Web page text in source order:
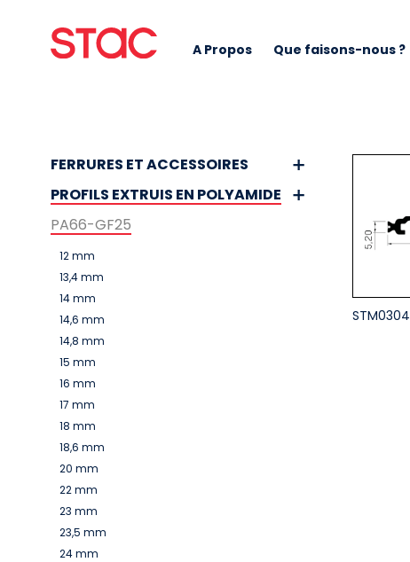
A Propos Que faisons-nous ?
FERRURES ET ACCESSOIRES
PROFILS EXTRUIS EN POLYAMIDE
PA66-GF25
12 mm
13,4 mm
14 mm
14,6 mm
14,8 mm
15 mm
16 mm
17 mm
18 mm
18,6 mm
20 mm
22 mm
23 mm
23,5 mm
24 mm
STM0304